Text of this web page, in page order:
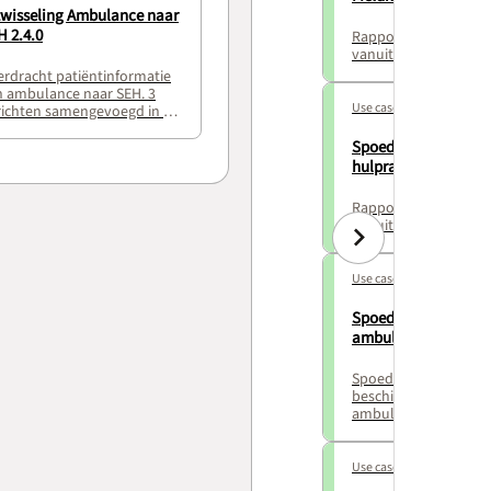
Ambulance naar
2.4.0
patiëntinformatie
ambulance naar SEH. 3
samengevoegd in 1
Rapportage
vanuit de meldkamer
Use case
Spoedeisende
hulprapportage
Rapportage
vanuit de SEH
Use case
ambulance 2.2.0
Spoedsamenvatting
beschikbaarstellen
ambulance
Use case